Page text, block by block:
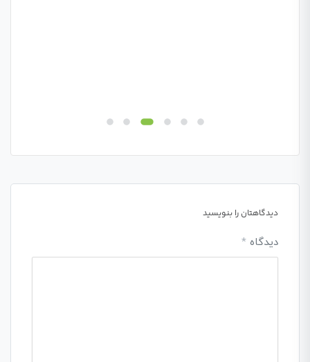
دیدگاهتان را بنویسید
دیدگاه *